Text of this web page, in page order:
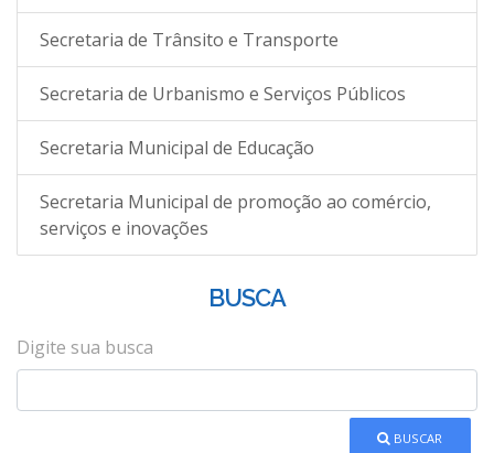
Secretaria de Trânsito e Transporte
Secretaria de Urbanismo e Serviços Públicos
Secretaria Municipal de Educação
Secretaria Municipal de promoção ao comércio,
serviços e inovações
BUSCA
Digite sua busca
BUSCAR